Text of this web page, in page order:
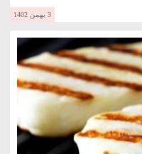
3 بهمن 1402